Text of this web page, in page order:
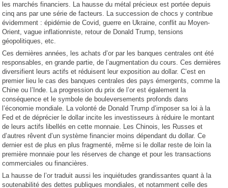
les marchés financiers. La hausse du métal précieux est portée depuis
cinq ans par une série de facteurs. La succession de chocs y contribue
évidemment : épidémie de Covid, guerre en Ukraine, conflit au Moyen-
Orient, vague inflationniste, retour de Donald Trump, tensions
géopolitiques, etc.
Ces dernières années, les achats d’or par les banques centrales ont été
responsables, en grande partie, de l’augmentation du cours. Ces dernières
diversifient leurs actifs et réduisent leur exposition au dollar. C’est en
premier lieu le cas des banques centrales des pays émergents, comme la
Chine ou l’Inde. La progression du prix de l’or est également la
conséquence et le symbole de bouleversements profonds dans
l’économie mondiale. La volonté de Donald Trump d’imposer sa loi à la
Fed et de déprécier le dollar incite les investisseurs à réduire le montant
de leurs actifs libellés en cette monnaie. Les Chinois, les Russes et
d’autres rêvent d’un système financier moins dépendant du dollar. Ce
dernier est de plus en plus fragmenté, même si le dollar reste de loin la
première monnaie pour les réserves de change et pour les transactions
commerciales ou financières.
La hausse de l’or traduit aussi les inquiétudes grandissantes quant à la
soutenabilité des dettes publiques mondiales, et notamment celle des